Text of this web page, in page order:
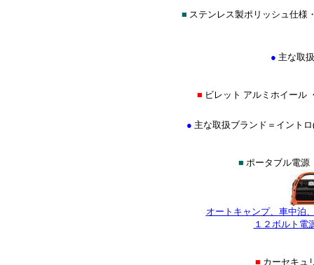
■ ステンレス製ポリッシュ仕
● 主な取
■ ビレット アルミホイー
● 主な取扱ブランド＝イント
■ ポータブル電源
オートキャンプ、車中泊
１２ボルト電
■ カーセキ